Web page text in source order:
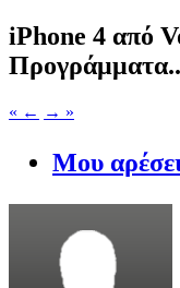
iPhone 4 από
« ← → »
Μου